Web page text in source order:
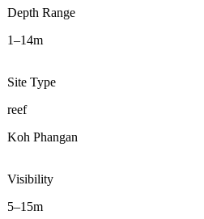
Depth Range
1–14m
Site Type
reef
Koh Phangan
Visibility
5–15m